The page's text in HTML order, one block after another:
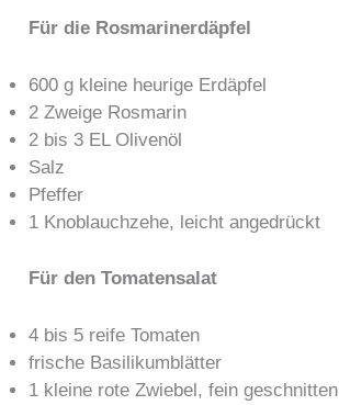
Für die Rosmarinerdäpfel
600 g kleine heurige Erdäpfel
2 Zweige Rosmarin
2 bis 3 EL Olivenöl
Salz
Pfeffer
1 Knoblauchzehe, leicht angedrückt
Für den Tomatensalat
4 bis 5 reife Tomaten
frische Basilikumblätter
1 kleine rote Zwiebel, fein geschnitten